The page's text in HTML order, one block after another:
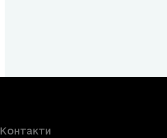
Контакти